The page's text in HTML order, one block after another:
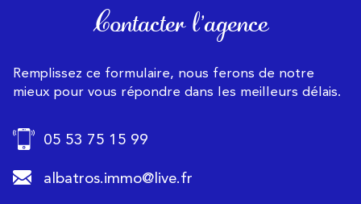
Contacter l'agence
Remplissez ce formulaire, nous ferons de notre
mieux pour vous répondre dans les meilleurs délais.
05 53 75 15 99
albatros.immo@live.fr